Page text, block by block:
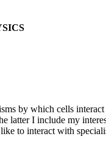
by which cells
latter I include my
to interact with